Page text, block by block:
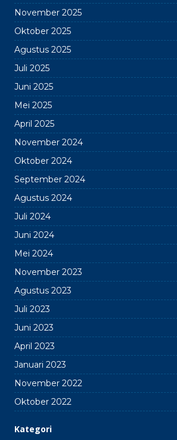
November 2025
Oktober 2025
Agustus 2025
Juli 2025
Juni 2025
Mei 2025
April 2025
November 2024
Oktober 2024
September 2024
Agustus 2024
Juli 2024
Juni 2024
Mei 2024
November 2023
Agustus 2023
Juli 2023
Juni 2023
April 2023
Januari 2023
November 2022
Oktober 2022
Kategori